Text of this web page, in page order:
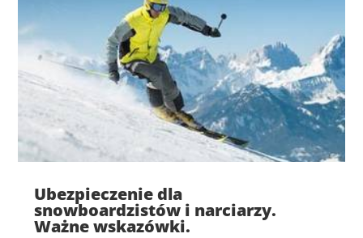
Ubezpieczenie dla
snowboardzistów i narciarzy.
Ważne wskazówki.